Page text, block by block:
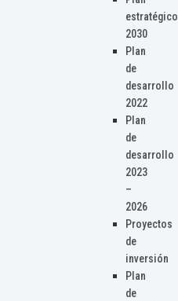
estratégico
2030
Plan
de
desarrollo
2022
Plan
de
desarrollo
2023
–
2026
Proyectos
de
inversión
Plan
de